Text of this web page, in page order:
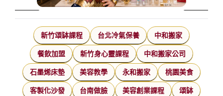
新竹頌缽課程 台北冷氣保養 中和搬家
餐飲加盟 新竹身心靈課程 中和搬家公司
石墨烯床墊 美容教學 永和搬家 桃園美食
客製化沙發 台南做臉 美容創業課程 頌缽